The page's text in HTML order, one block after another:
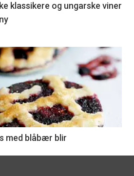
klassikere og ungarske viner
med blåbær blir